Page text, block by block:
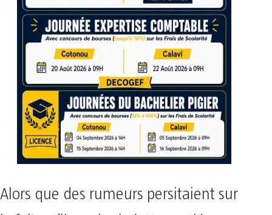
Alors que des rumeurs persitaient sur